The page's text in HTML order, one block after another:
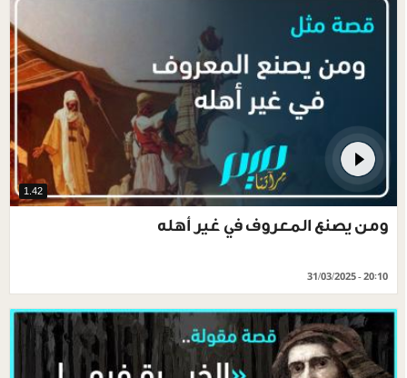
1.42
ومن يصنع المعروف في غير أهله
31/03/2025 - 20:10